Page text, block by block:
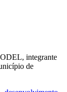
integrante
de